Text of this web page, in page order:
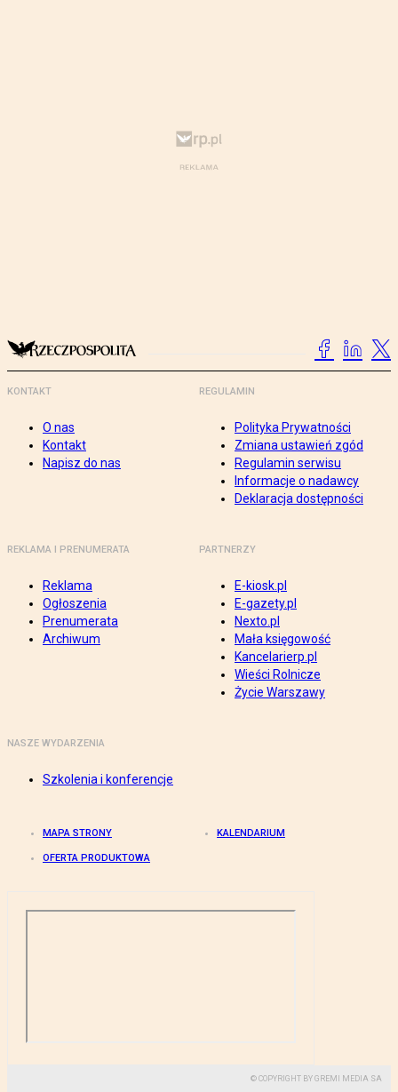
KONTAKT
O nas
Kontakt
Napisz do nas
REGULAMIN
Polityka Prywatności
Zmiana ustawień zgód
Regulamin serwisu
Informacje o nadawcy
Deklaracja dostępności
REKLAMA I PRENUMERATA
Reklama
Ogłoszenia
Prenumerata
Archiwum
PARTNERZY
E-kiosk.pl
E-gazety.pl
Nexto.pl
Mała księgowość
Kancelarierp.pl
Wieści Rolnicze
Życie Warszawy
NASZE WYDARZENIA
Szkolenia i konferencje
MAPA STRONY KALENDARIUM
OFERTA PRODUKTOWA
© COPYRIGHT BY GREMI MEDIA SA